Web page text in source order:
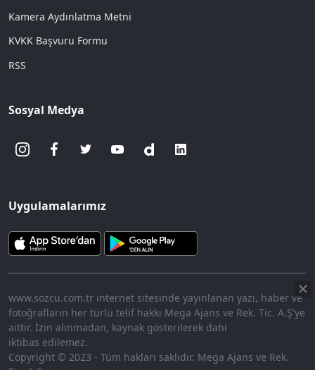
Kamera Aydınlatma Metni
KVKK Başvuru Formu
RSS
Sosyal Medya
Uygulamalarımız
www.sozcu.com.tr internet sitesinde yayınlanan yazı, haber ve
fotoğrafların her türlü telif hakkı Mega Ajans ve Rek. Tic. A.Ş'ye
aittir. İzin alınmadan, kaynak gösterilerek dahi
iktibas edilemez.
Copyright © 2023 - Tüm hakları saklıdır. Mega Ajans ve Rek.